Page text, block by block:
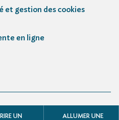
UN
ALLUMER UNE
et gestion des cookies
en ligne
de décès et obsèques - 3.3.5